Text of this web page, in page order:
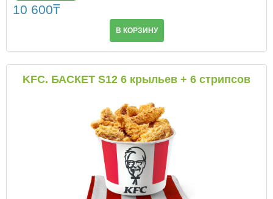
10 600₸
В КОРЗИНУ
KFC. БАСКЕТ S12 6 крыльев + 6 стрипсов